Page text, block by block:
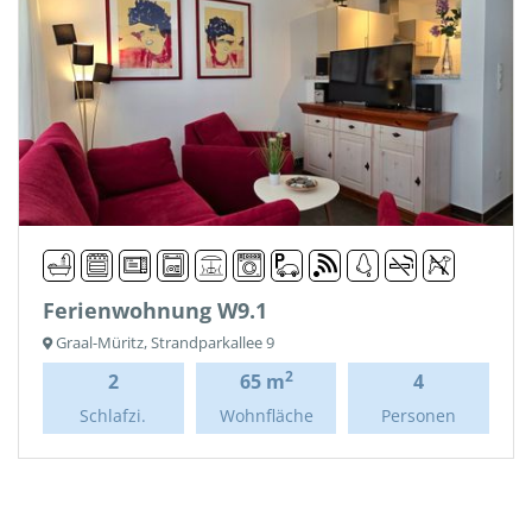
Ferienwohnung W9.1
Graal-Müritz, Strandparkallee 9
2
Schlafzi.
65 m2
Wohnfläche
4
Personen